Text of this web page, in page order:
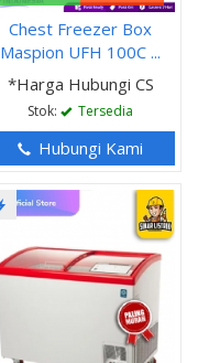
Chest Freezer Box
Maspion UFH 100C ...
*Harga Hubungi CS
Stok: Tersedia
Hubungi Kami